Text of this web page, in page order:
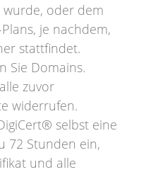
wurde, oder dem
je nachdem,
stattfindet.
Sie Domains.
zuvor
widerrufen.
selbst eine
72 Stunden ein,
und alle